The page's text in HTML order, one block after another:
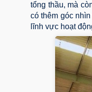
tổng thầu, mà
có thêm góc
lĩnh vực hoạt